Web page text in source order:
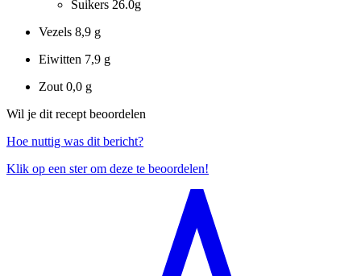
Suikers 26.0g
Vezels 8,9 g
Eiwitten 7,9 g
Zout 0,0 g
Wil je dit recept beoordelen
Hoe nuttig was dit bericht?
Klik op een ster om deze te beoordelen!